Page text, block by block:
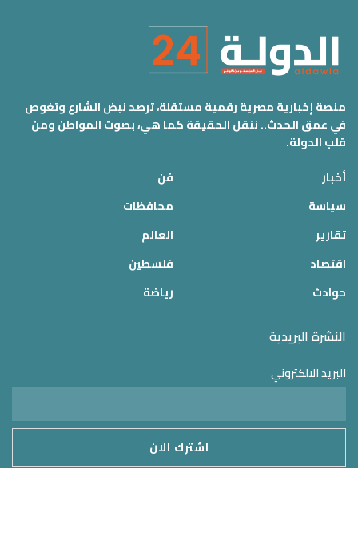
منصة إخبارية مصرية رقمية مستقلة، ترصد نبض الشارع وتغوص
في عمق الحدث.. ننقل الحقيقة كما هي، بصوت المواطن ومن
قلب الدولة.
أخبار
سياسة
تقارير
اقتصاد
حوادث
فن
محافظات
العالم
فلسطين
رياضة
النشرة البريدية
البريد الالكتروني